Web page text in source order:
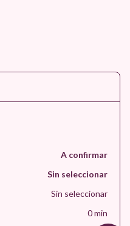
A confirmar
Sin seleccionar
Sin seleccionar
0min